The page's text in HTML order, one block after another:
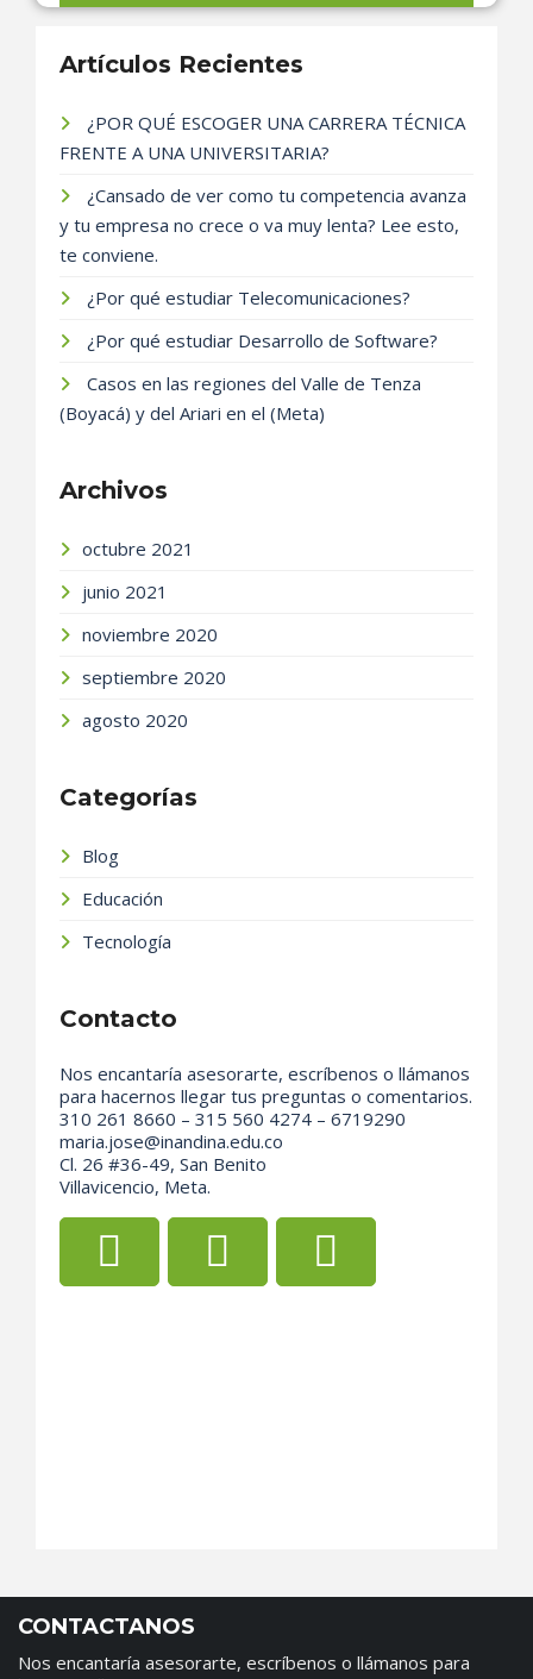
Artículos Recientes
¿POR QUÉ ESCOGER UNA CARRERA TÉCNICA
FRENTE A UNA UNIVERSITARIA?
¿Cansado de ver como tu competencia avanza
y tu empresa no crece o va muy lenta? Lee esto,
te conviene.
¿Por qué estudiar Telecomunicaciones?
¿Por qué estudiar Desarrollo de Software?
Casos en las regiones del Valle de Tenza
(Boyacá) y del Ariari en el (Meta)
Archivos
octubre 2021
junio 2021
noviembre 2020
septiembre 2020
agosto 2020
Categorías
Blog
Educación
Tecnología
Contacto
Nos encantaría asesorarte, escríbenos o llámanos
para hacernos llegar tus preguntas o comentarios.
310 261 8660 – 315 560 4274 – 6719290
maria.jose@inandina.edu.co
Cl. 26 #36-49, San Benito
Villavicencio, Meta.
CONTACTANOS
Nos encantaría asesorarte, escríbenos o llámanos para